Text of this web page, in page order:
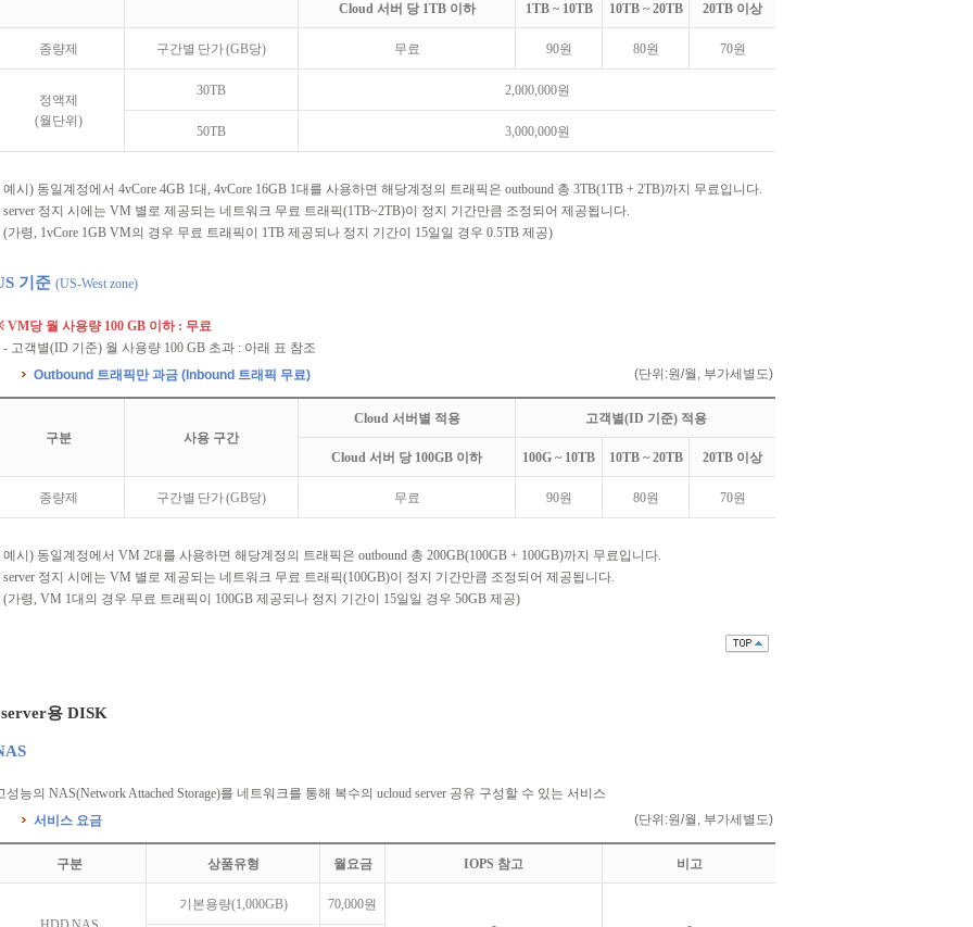
Cloud 서버 당 1TB 이하 1TB ~ 10TB 10TB ~ 20TB 20TB 이상
종량제 구간별 단가 (GB당) 무료 90원 80원 70원
정액제
(월단위)
30TB 2,000,000원
50TB 3,000,000원
시) 동일계정에서 4vCore 4GB 1대, 4vCore 16GB 1대를 사용하면 해당계정의 트래픽은 outbound 총 3TB(1TB + 2TB)까지 무료입니다.
정지 시에는 VM 별로 제공되는 네트워크 무료 트래픽(1TB~2TB)이 정지 기간만큼 조정되어 제공됩니다.
령, 1vCore 1GB VM의 경우 무료 트래픽이 1TB 제공되나 정지 기간이 15일일 경우 0.5TB 제공)
기준 (US-West zone)
VM당 월 사용량 100 GB 이하 : 무료
객별(ID 기준) 월 사용량 100 GB 초과 : 아래 표 참조
Outbound 트래픽만 과금 (Inbound 트래픽 무료)
(단위:원/월, 부가세별도)
구분 사용 구간
Cloud 서버별 적용 고객별(ID 기준) 적용
Cloud 서버 당 100GB 이하 100G ~ 10TB 10TB ~ 20TB 20TB 이상
종량제 구간별 단가 (GB당) 무료 90원 80원 70원
시) 동일계정에서 VM 2대를 사용하면 해당계정의 트래픽은 outbound 총 200GB(100GB + 100GB)까지 무료입니다.
정지 시에는 VM 별로 제공되는 네트워크 무료 트래픽(100GB)이 정지 기간만큼 조정되어 제공됩니다.
령, VM 1대의 경우 무료 트래픽이 100GB 제공되나 정지 기간이 15일일 경우 50GB 제공)
용 DISK
성능의 NAS(Network Attached Storage)를 네트워크를 통해 복수의 ucloud server 공유 구성할 수 있는 서비스
서비스 요금
(단위:원/월, 부가세별도)
구분 상품유형 월요금 IOPS 참고 비고
기본용량(1,000GB)
70,000원